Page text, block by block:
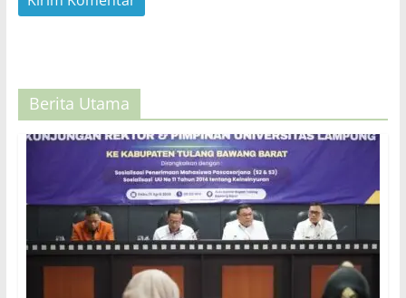
Berita Utama